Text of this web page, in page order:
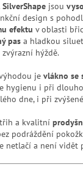
jsou
design s
efektu v oblasti
pasa hladkou
hýždě.
je vlákno se
hygienu i při
dne, i při
a kvalitní
podráždění
netlačí a není vidět